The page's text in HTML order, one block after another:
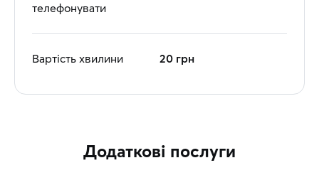
телефонувати
Вартість хвилини 20 грн
Додаткові послуги